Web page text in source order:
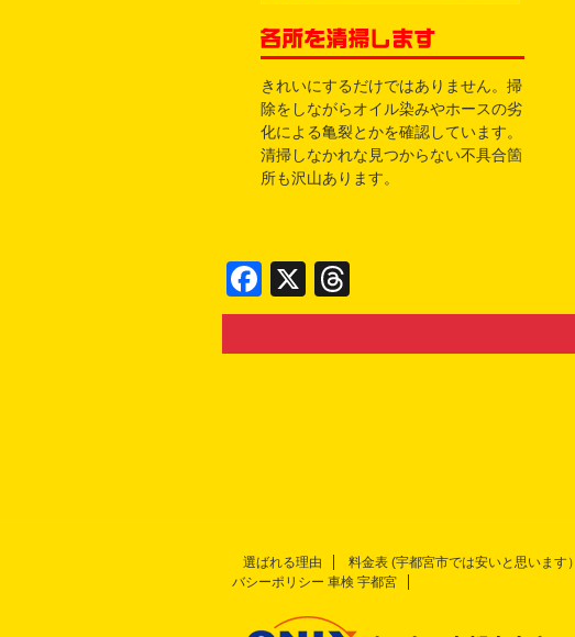
きれいにするだけではありません。掃
除をしながらオイル染みやホースの劣
化による亀裂とかを確認しています。
清掃しなかれな見つからない不具合箇
所も沢山あります。
F
a
c
X
hr
e
選ばれる理由 料金表 (宇都宮市では安いと思います）
バシーポリシー 車検 宇都宮